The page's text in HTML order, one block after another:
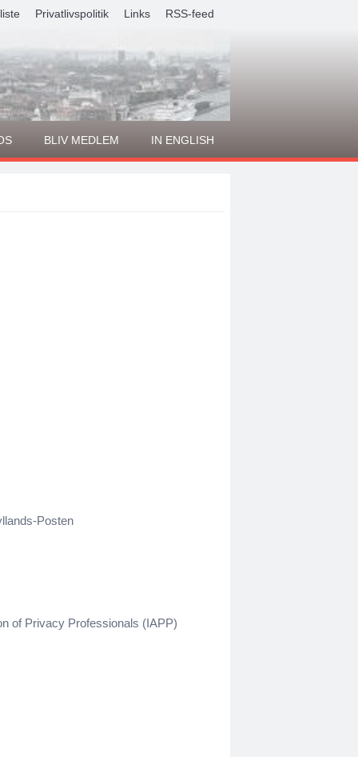
Privatlivspolitik Links RSS-feed
BLIV MEDLEM IN ENGLISH
Posten
of Privacy Professionals (IAPP)